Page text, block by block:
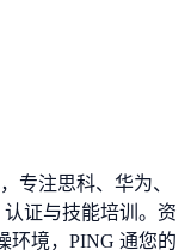
专注思科、华为、
证与技能培训。资
境， PING 通您的